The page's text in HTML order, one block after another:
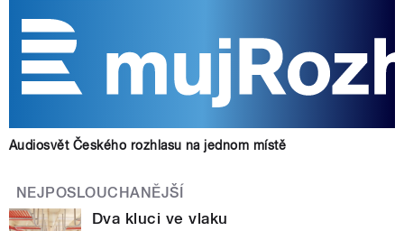
Audiosvět Českého rozhlasu na jednom místě
NEJPOSLOUCHANĚJŠÍ
Dva kluci ve vlaku